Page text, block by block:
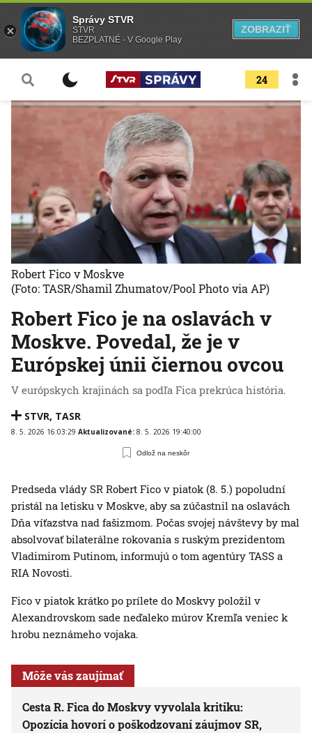
24
Robert Fico je na oslavách v
Moskve. Povedal, že je v
Európskej únii čiernou ovcou
V európskych krajinách sa podľa Fica prekrúca história.
STVR, TASR
8. 5. 2026 16:03:29 Aktualizované: 8. 5. 2026 19:40:00
Odlož na neskôr
Robert Fico v Moskve
(Foto: TASR/Shamil Zhumatov/Pool Photo via AP)
Predseda vlády SR Robert Fico v piatok (8. 5.) popoludní
pristál na letisku v Moskve, aby sa zúčastnil na oslavách
Dňa víťazstva nad fašizmom. Počas svojej návštevy by mal
absolvovať bilaterálne rokovania s ruským prezidentom
Vladimirom Putinom, informujú o tom agentúry TASS a
RIA Novosti.
Fico v piatok krátko po prílete do Moskvy položil v
Alexandrovskom sade neďaleko múrov Kremľa veniec k
hrobu neznámeho vojaka.
Môže vás zaujímať
Cesta R. Fica do Moskvy vyvolala kritiku:
Opozícia hovorí o poškodzovaní záujmov SR,
Správy STVR
STVR
BEZPLATNÉ - V Google Play
ZOBRAZIŤ